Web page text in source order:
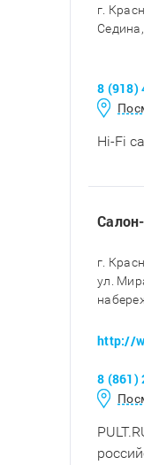
г.
8 (918)
Hi-Fi
г.
ул.
http://
8 (861)